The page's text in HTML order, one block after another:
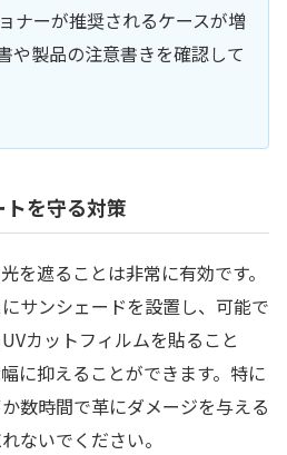
ナーが推奨されるケースが増
や製品の注意書きを確認して
を守る対策
を遮ることは非常に有効です。
サンシェードを設置し、可能で
カットフィルムを貼ること
に抑えることができます。特に
数時間で革にダメージを与える
ないでください。